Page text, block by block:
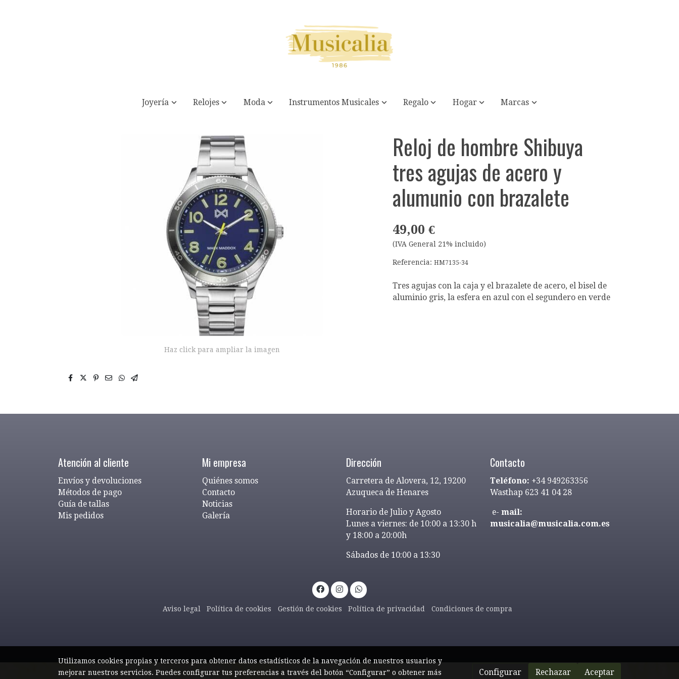
Joyería Relojes Moda Instrumentos Musicales Regalo Hogar Marcas
Reloj de hombre Shibuya tres agujas de acero y alumunio con brazalete
Haz click para ampliar la imagen
Reloj de hombre Shibuya
tres agujas de acero y
alumunio con brazalete
49,00 €
(IVA General 21% incluido)
Referencia:HM7135-34
Tres agujas con la caja y el brazalete de acero, el bisel de
aluminio gris, la esfera en azul con el segundero en verde
Atención al cliente
Envíos y devoluciones
Métodos de pago
Guía de tallas
Mis pedidos
Mi empresa
Quiénes somos
Contacto
Noticias
Galería
Dirección
Carretera de Alovera, 12, 19200
Azuqueca de Henares
Horario de Julio y Agosto
Lunes a viernes: de 10:00 a 13:30 h
y 18:00 a 20:00h
Sábados de 10:00 a 13:30
Contacto
Teléfono: +34 949263356
Wasthap 623 41 04 28
e- mail:
musicalia@musicalia.com.es
Aviso legal Política de cookies Gestión de cookies Política de privacidad Condiciones de compra
Utilizamos cookies propias y terceros para obtener datos estadísticos de la navegación de nuestros usuarios y
mejorar nuestros servicios. Puedes configurar tus preferencias a través del botón “Configurar” o obtener más
Configurar Rechazar Aceptar